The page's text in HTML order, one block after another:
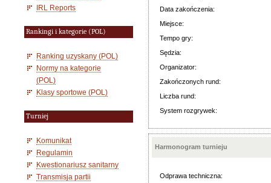
IRL Reports
Rankingi i kategorie (POL)
Ranking uzyskany (POL)
Normy na kategorie
(POL)
Klasy sportowe (POL)
Turniej
Komunikat
Regulamin
Kwestionariusz sanitarny
Transmisja partii
Data zakończenia:
Miejsce:
Tempo gry:
Sędzia:
Organizator:
Zakończonych rund:
Liczba rund:
System rozgrywek:
Harmonogram turnieju
Odprawa techniczna: